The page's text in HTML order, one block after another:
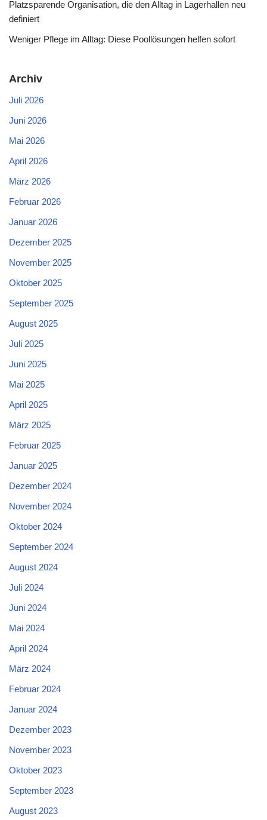
Platzsparende Organisation, die den Alltag in Lagerhallen neu
definiert
Weniger Pflege im Alltag: Diese Poollösungen helfen sofort
Archiv
Juli 2026
Juni 2026
Mai 2026
April 2026
März 2026
Februar 2026
Januar 2026
Dezember 2025
November 2025
Oktober 2025
September 2025
August 2025
Juli 2025
Juni 2025
Mai 2025
April 2025
März 2025
Februar 2025
Januar 2025
Dezember 2024
November 2024
Oktober 2024
September 2024
August 2024
Juli 2024
Juni 2024
Mai 2024
April 2024
März 2024
Februar 2024
Januar 2024
Dezember 2023
November 2023
Oktober 2023
September 2023
August 2023